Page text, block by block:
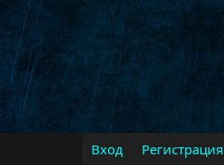
Вход Регистрация